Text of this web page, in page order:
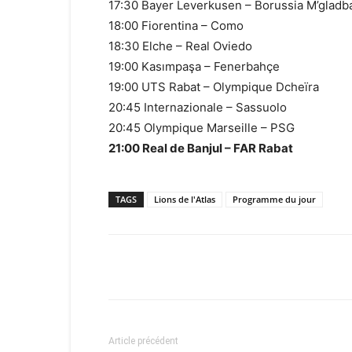
17:30 Bayer Leverkusen – Borussia
18:00 Fiorentina – Como
18:30 Elche – Real Oviedo
19:00 Kasımpaşa – Fenerbahçe
19:00 UTS Rabat – Olympique Dcheïra
20:45 Internazionale – Sassuolo
20:45 Olympique Marseille – PSG
21:00 Real de Banjul – FAR Rabat
TAGS Lions de l'Atlas Programme du jour
Article précédent